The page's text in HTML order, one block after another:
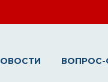
ВОПРОС-